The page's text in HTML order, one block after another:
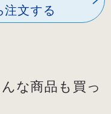
注文する
な商品も買っ